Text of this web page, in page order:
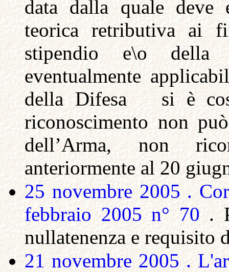
data dalla quale deve
teorica retributiva ai
stipendio e\o della
eventualmente
della Difesa si è
riconoscimento non
dell’Arma, non
anteriormente al 20
25 novembre 2005 .
febbraio 2005 n° 70 .
nullatenenza e requisito
21 novembre 2005 .